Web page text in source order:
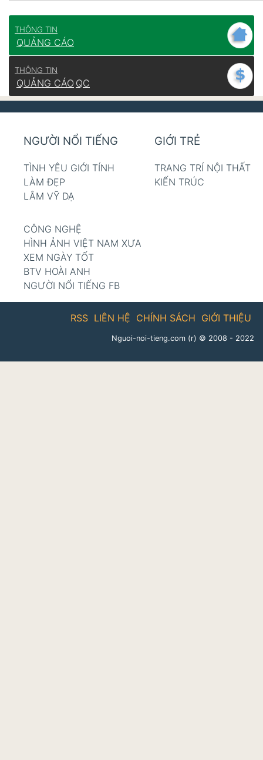
THÔNG TIN
QUẢNG CÁO
THÔNG TIN
QUẢNG CÁO QC
NGƯỜI NỔI TIẾNG
TÌNH YÊU GIỚI TÍNH
LÀM ĐẸP
LÂM VỸ DẠ
GIỚI TRẺ
TRANG TRÍ NỘI THẤT
KIẾN TRÚC
CÔNG NGHỆ
HÌNH ẢNH VIỆT NAM XƯA
XEM NGÀY TỐT
BTV HOÀI ANH
NGƯỜI NỔI TIẾNG FB
GIỚI THIỆU
CHÍNH SÁCH
LIÊN HỆ
RSS
Nguoi-noi-tieng.com (r) © 2008 - 2022